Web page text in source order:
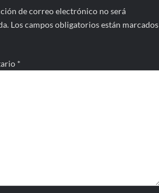
de correo electrónico no será
Los campos obligatorios están marcados
*